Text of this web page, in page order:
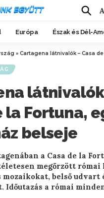
Európa Észak és Dél-
» Cartagena látnivalók – Casa de la Fortuna,
la Fortuna,
belseje
a Casa de la
megőrzött római
mozaikokat, belső udvart
a római